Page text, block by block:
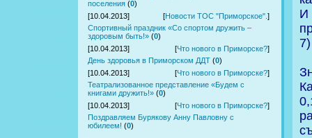
поселения (0)
[10.04.2013]
[Новости ТОС "Приморское". ]
Спортивный праздник «Со спортом дружить –
здоровым быть!» (0)
[10.04.2013]
[Что нового в Приморске?]
День здоровья в Приморском ДДТ (0)
[10.04.2013]
[Что нового в Приморске?]
Театрализованное представление «Будем с
книгами дружить!» (0)
[10.04.2013]
[Что нового в Приморске?]
Поздравляем Бурякову Анну Павловну с
юбилеем! (0)
И